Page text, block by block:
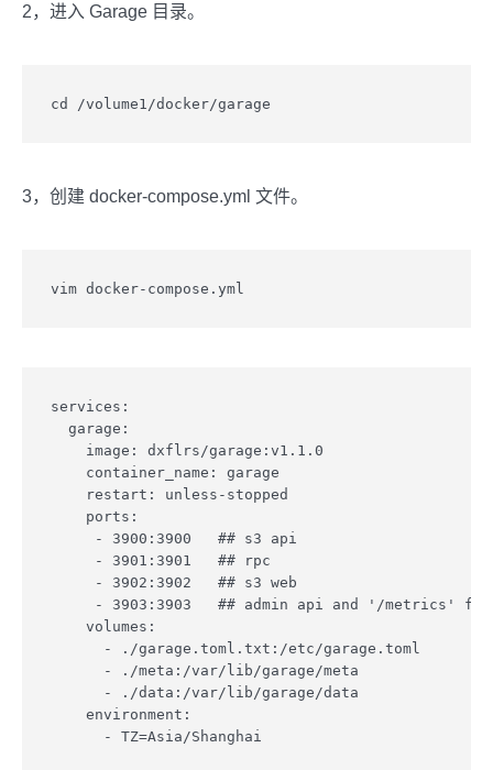
2，进入 Garage 目录。
3，创建 docker-compose.yml 文件。
services:
  garage:
    image: dxflrs/garage:v1.1.0
    container_name: garage
    restart: unless-stopped
    ports:
     - 3900:3900   ## s3 api
     - 3901:3901   ## rpc
     - 3902:3902   ## s3 web
- 3903:3903   ## admin api and '/metrics'
    volumes:
      - ./garage.toml.txt:/etc/garage.toml
      - ./meta:/var/lib/garage/meta
      - ./data:/var/lib/garage/data
    environment:
      - TZ=Asia/Shanghai